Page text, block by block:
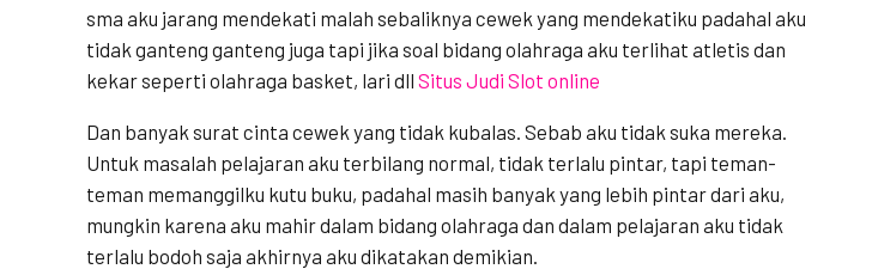
sma aku jarang mendekati malah sebaliknya cewek yang mendekatiku padahal aku
tidak ganteng ganteng juga tapi jika soal bidang olahraga aku terlihat atletis dan
kekar seperti olahraga basket, lari dll Situs Judi Slot online
Dan banyak surat cinta cewek yang tidak kubalas. Sebab aku tidak suka mereka.
Untuk masalah pelajaran aku terbilang normal, tidak terlalu pintar, tapi teman-
teman memanggilku kutu buku, padahal masih banyak yang lebih pintar dari aku,
mungkin karena aku mahir dalam bidang olahraga dan dalam pelajaran aku tidak
terlalu bodoh saja akhirnya aku dikatakan demikian.